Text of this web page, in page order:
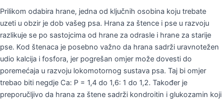
Prilikom odabira hrane, jedna od ključnih osobina koju trebate
uzeti u obzir je dob vašeg psa. Hrana za štence i pse u razvoju
razlikuje se po sastojcima od hrane za odrasle i hrane za starije
pse. Kod štenaca je posebno važno da hrana sadrži uravnotežen
udio kalcija i fosfora, jer pogrešan omjer može dovesti do
poremećaja u razvoju lokomotornog sustava psa. Taj bi omjer
trebao biti negdje Ca: P = 1,4 do 1,6: 1 do 1,2. Također je
preporučljivo da hrana za štene sadrži kondroitin i glukozamin koji